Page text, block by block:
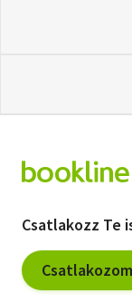
Csatlakozz Te
Csatlakozom